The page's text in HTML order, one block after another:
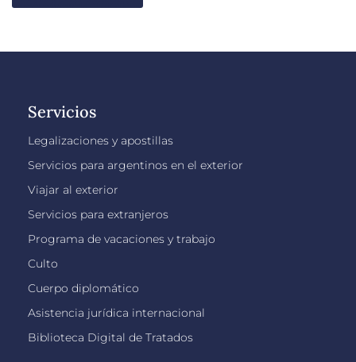
Servicios
Legalizaciones y apostillas
Servicios para argentinos en el exterior
Viajar al exterior
Servicios para extranjeros
Programa de vacaciones y trabajo
Culto
Cuerpo diplomático
Asistencia jurídica internacional
Biblioteca Digital de Tratados